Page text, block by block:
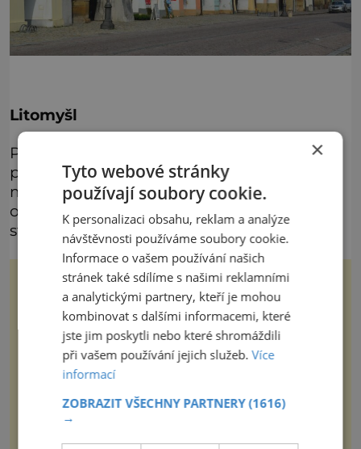
Litomyšl
Pokud byste se na Litomyšl podívali z ptačí
perspektivy, spatříte romantické město s
malebným historickým centrem
obklopeným domy s tradičními červenými
střechami.
Ztracený hrob svatého
Mikuláše: Tajná výprava,
která odnesla nejslavnější
relikvii do Itálie
V tichu starobylého chrámu v Myře
zůstává po více než sedm století
hrob muže, kterému se připisují
zázraky, pomoc chudým i záchrana
námořníků v bouřích. Pak ale
enigmaplus.cz
Jak Pepsi málem vyhrála
studenou válku. Za limonádu
světa v pozdních osmdesátých
×
Tyto webové stránky
používají soubory cookie.
K personalizaci obsahu, reklam a analýze
návštěvnosti používáme soubory cookie.
Informace o vašem používání našich
stránek také sdílíme s našimi reklamními
a analytickými partnery, kteří je mohou
kombinovat s dalšími informacemi, které
jste jim poskytli nebo které shromáždili
při vašem používání jejich služeb.Více
informací
ZOBRAZIT VŠECHNY PARTNERY(1616)
→